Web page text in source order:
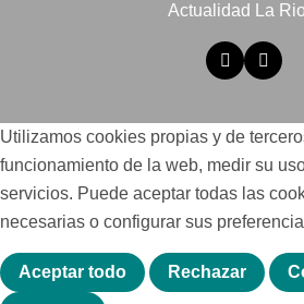
Actualidad La
Utilizamos cookies propias y de
funcionamiento de la web, medir su
servicios. Puede aceptar todas las
necesarias o configurar sus
Aceptar todo Rechazar